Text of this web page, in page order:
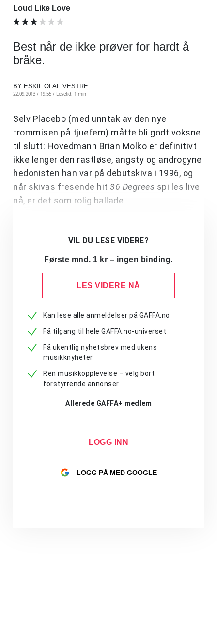
Loud Like Love
Best når de ikke prøver for hardt å
bråke.
BY ESKIL OLAF VESTRE
22.09.2013 / 19:55 / Lesetid: 1 min
Selv Placebo (med unntak av den nye
trommisen på tjuefem) måtte bli godt voksne
til slutt: Hovedmann Brian Molko er definitivt
ikke lenger den rastløse, angsty og androgyne
hedonisten han var på debutskiva i 1996, og
når skivas fresende hit 36 Degrees spilles live
nå, er det som rolig ballade.
VIL DU LESE VIDERE?
Første mnd. 1 kr – ingen binding.
LES VIDERE NÅ
Kan lese alle anmeldelser på GAFFA.no
Få tilgang til hele GAFFA.no-universet
Få ukentlig nyhetsbrev med ukens
musikknyheter
Ren musikkopplevelse – velg bort
forstyrrende annonser
Allerede GAFFA+ medlem
LOGG INN
LOGG PÅ MED GOOGLE